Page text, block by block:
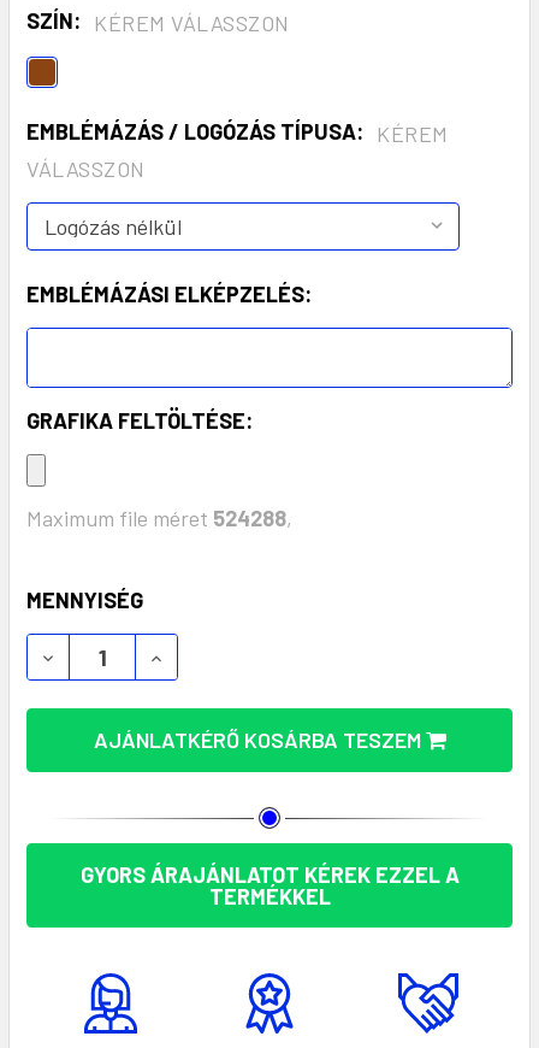
SZÍN: KÉREM VÁLASSZON
EMBLÉMÁZÁS / LOGÓZÁS TÍPUSA:
KÉREM
VÁLASSZON
EMBLÉMÁZÁSI ELKÉPZELÉS:
GRAFIKA FELTÖLTÉSE:
Maximum file méret 524288,
KÉSZLET:
MENNYISÉG
AJÁNLATKÉRŐ KOSÁRBA TESZEM
GYORS ÁRAJÁNLATOT KÉREK EZZEL A
TERMÉKKEL